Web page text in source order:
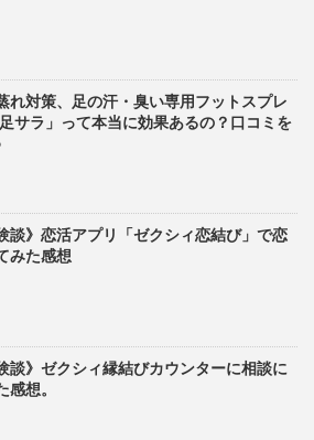
れ対策、足の汗・臭い専用フットスプレ
サラ」って本当に効果あるの？口コミを
談》恋活アプリ「ゼクシィ恋結び」で恋
みた感想
談》ゼクシィ縁結びカウンターに相談に
感想。